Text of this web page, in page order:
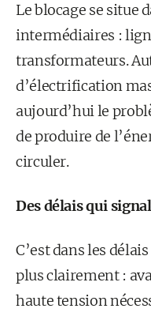
Le blocage se situe
intermédiaires :
transformateurs.
d’électrification
aujourd’hui le
de produire de
circuler.
Des délais qui
C’est dans les
plus clairement :
haute tension